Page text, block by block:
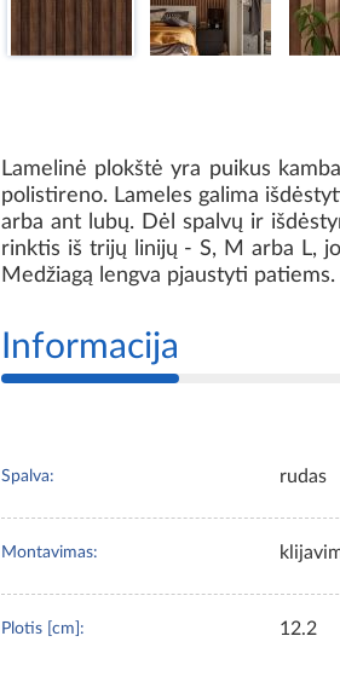
Lamelinė plokštė yra puikus
polistireno. Lameles galima
arba ant lubų. Dėl spalvų ir
rinktis iš trijų linijų - S, M arba L,
Medžiagą lengva pjaustyti patiems.
Informacija
Spalva: rudas
Montavimas:
Plotis [cm]: 12.2